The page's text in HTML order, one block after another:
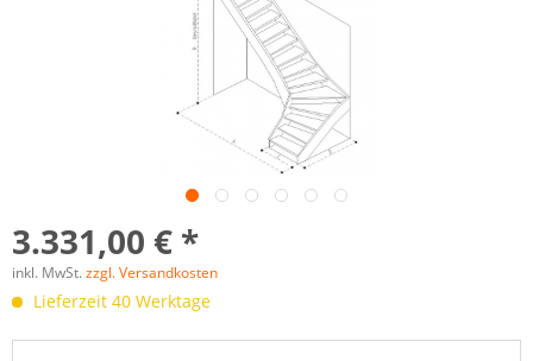
3.331,00 € *
inkl. MwSt. zzgl. Versandkosten
Lieferzeit 40 Werktage